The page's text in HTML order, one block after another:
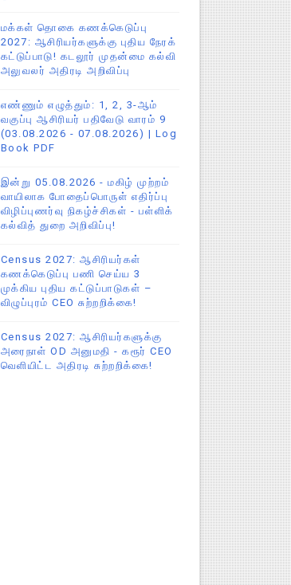
மக்கள் தொகை கணக்கெடுப்பு
2027: ஆசிரியர்களுக்கு புதிய நேரக்
கட்டுப்பாடு! கடலூர் முதன்மை கல்வி
அலுவலர் அதிரடி அறிவிப்பு
எண்ணும் எழுத்தும்: 1, 2, 3-ஆம்
வகுப்பு ஆசிரியர் பதிவேடு வாரம் 9
(03.08.2026 - 07.08.2026) | Log
Book PDF
இன்று 05.08.2026 - மகிழ் முற்றம்
வாயிலாக போதைப்பொருள் எதிர்ப்பு
விழிப்புணர்வு நிகழ்ச்சிகள் - பள்ளிக்
கல்வித் துறை அறிவிப்பு!
Census 2027: ஆசிரியர்கள்
கணக்கெடுப்பு பணி செய்ய 3
முக்கிய புதிய கட்டுப்பாடுகள் –
விழுப்புரம் CEO சுற்றறிக்கை!
Census 2027: ஆசிரியர்களுக்கு
அரைநாள் OD அனுமதி - கரூர் CEO
வெளியிட்ட அதிரடி சுற்றறிக்கை!